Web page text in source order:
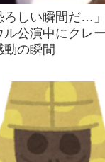
ろしい瞬間だ…
ル公演中にクレ
動の瞬間